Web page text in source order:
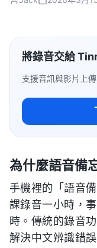
將錄音交給
支援音訊與影片上
為什麼語音備
手機裡的「語音
課錄音一小時，
時。傳統的錄音
解決中文辨識錯